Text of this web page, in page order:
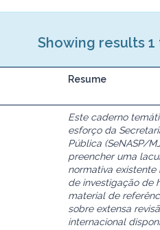
Showing results 1
Resume
Este caderno
esforço da
Pública (SeNASP/
preencher uma
normativa existente
de investigação de
material de
sobre extensa
internacional